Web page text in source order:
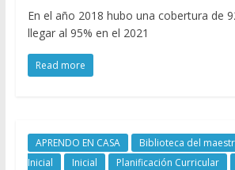
En el año 2018 hubo una cobertura de
llegar al 95% en el 2021
Read more
APRENDO EN CASA Biblioteca del
Inicial
Inicial Planificación Curricular